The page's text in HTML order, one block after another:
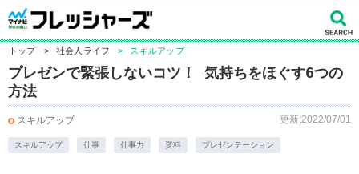
トップ > 社会人ライフ > スキルアップ
プレゼンで緊張しないコツ！ 気持ちをほぐす6つの
方法
スキルアップ 更新:2022/07/01
スキルアップ 仕事 仕事力 資料 プレゼンテーション